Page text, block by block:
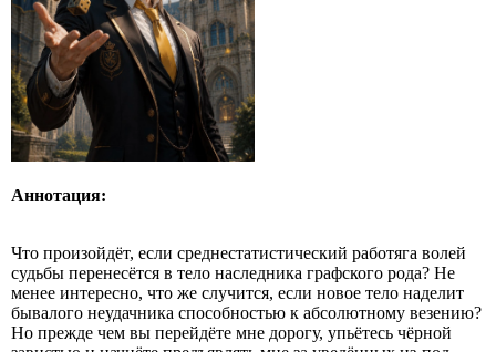
Аннотация:
Что произойдёт, если среднестатистический работяга волей
судьбы перенесётся в тело наследника графского рода? Не
менее интересно, что же случится, если новое тело наделит
бывалого неудачника способностью к абсолютному везению?
Но прежде чем вы перейдёте мне дорогу, упьётесь чёрной